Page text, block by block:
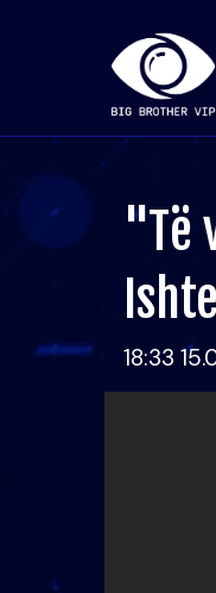
"Të
18:33